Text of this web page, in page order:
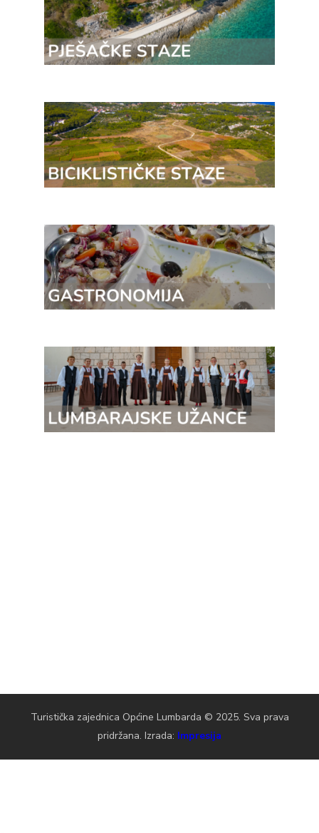
Turistička zajednica Općine Lumbarda © 2025. Sva prava
pridržana. Izrada: Impresija